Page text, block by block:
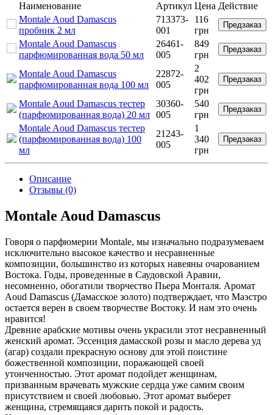
Наименование Артикул Цена Действие
Montale Aoud Damascus
пробник 2 мл
713373-
001
116
грн
Предзаказ
Montale Aoud Damascus
парфюмированная вода 50 мл
26461-
005
849
грн
Предзаказ
Montale Aoud Damascus
парфюмированная вода 100 мл
22872-
005
2
402
грн
Предзаказ
Montale Aoud Damascus тестер
(парфюмированная вода) 20 мл
30360-
005
540
грн
Предзаказ
Montale Aoud Damascus тестер
(парфюмированная вода) 100
мл
21243-
005
1
340
грн
Предзаказ
Описание
Отзывы (0)
Montale Aoud Damascus
Говоря о парфюмерии Montale, мы изначально подразумеваем
исключительно высокое качество и несравненные
композиции, большинство из которых навеяны очарованием
Востока. Годы, проведенные в Саудовской Аравии,
несомненно, обогатили творчество Пьера Монталя. Аромат
Aoud Damascus (Дамасское золото) подтверждает, что Маэстро
остается верен в своем творчестве Востоку. И нам это очень
нравится!
Древние арабские мотивы очень украсили этот несравненный
женский аромат. Эссенция дамасской розы и масло дерева уд
(агар) создали прекрасную основу для этой поистине
божественной композиции, поражающей своей
утонченностью. Этот аромат подойдет женщинам,
призванным врачевать мужские сердца уже самим своим
присутствием и своей любовью. Этот аромат выберет
женщина, стремящаяся дарить покой и радость.